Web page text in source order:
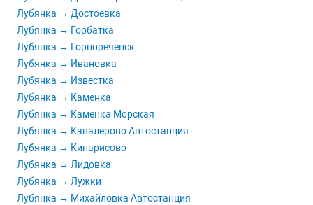
Лубянка → Достоевка
Лубянка → Горбатка
Лубянка → Горнореченск
Лубянка → Ивановка
Лубянка → Известка
Лубянка → Каменка
Лубянка → Каменка Морская
Лубянка → Кавалерово Автостанция
Лубянка → Кипарисово
Лубянка → Лидовка
Лубянка → Лужки
Лубянка → Михайловка Автостанция